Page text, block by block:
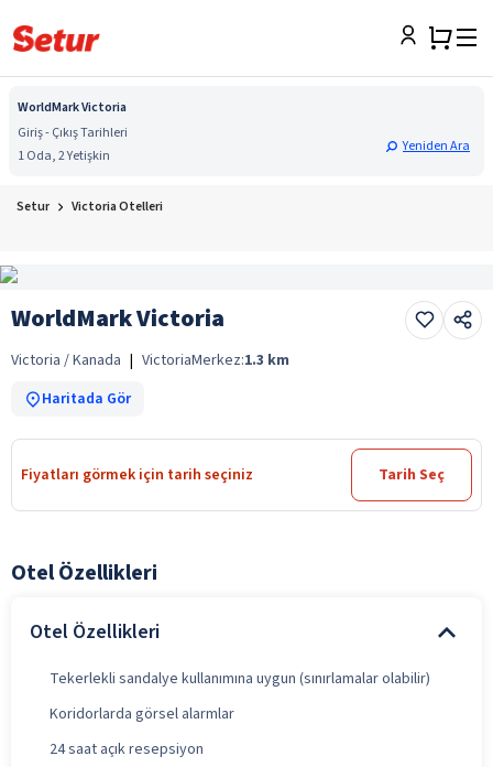
WorldMark Victoria
Giriş - Çıkış Tarihleri
1 Oda, 2 Yetişkin
Yeniden Ara
Setur Victoria Otelleri
WorldMark Victoria
Victoria / Kanada | VictoriaMerkez:1.3 km
Haritada Gör
Fiyatları görmek için tarih seçiniz Tarih Seç
Otel Özellikleri
Otel Özellikleri
Tekerlekli sandalye kullanımına uygun (sınırlamalar olabilir)
Koridorlarda görsel alarmlar
24 saat açık resepsiyon